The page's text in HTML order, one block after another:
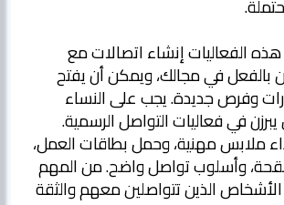
الفعاليات إنشاء اتصالات مع
في مجالك، ويمكن أن يفتح
وفرص جديدة. يجب على النساء
في فعاليات التواصل الرسمية.
ملابس مهنية، وحمل بطاقات العمل،
وأسلوب تواصل واضح. من المهم
الذين تتواصلين معهم والثقة